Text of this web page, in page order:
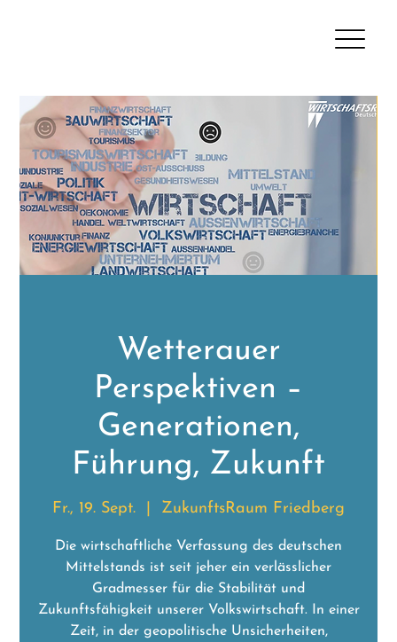
Wetterauer
Perspektiven –
Generationen,
Führung, Zukunft
Fr., 19. Sept. ZukunftsRaum Friedberg
Die wirtschaftliche Verfassung des deutschen
Mittelstands ist seit jeher ein verlässlicher
Gradmesser für die Stabilität und
Zukunftsfähigkeit unserer Volkswirtschaft. In einer
Zeit, in der geopolitische Unsicherheiten,